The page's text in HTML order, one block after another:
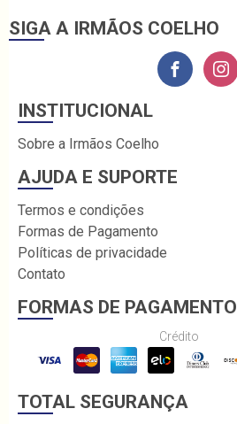
SIGA A IRMÃOS COELHO
INSTITUCIONAL
Sobre a Irmãos Coelho
AJUDA E SUPORTE
Termos e condições
Formas de Pagamento
Políticas de privacidade
Contato
FORMAS DE PAGAMENTO
Crédito
TOTAL SEGURANÇA